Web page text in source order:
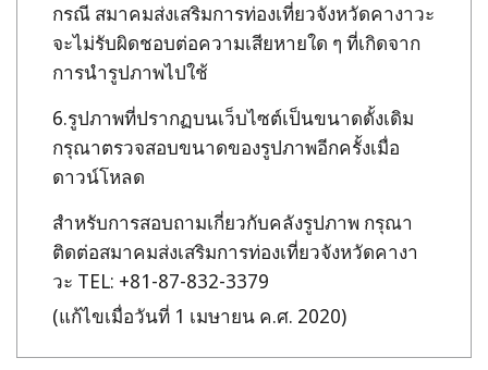
กรณี สมาคมส่งเสริมการท่องเที่ยวจังหวัดคางาวะ
จะไม่รับผิดชอบต่อความเสียหายใด ๆ ที่เกิดจาก
การนำรูปภาพไปใช้
รูปภาพที่ปรากฏบนเว็บไซต์เป็นขนาดดั้งเดิม
กรุณาตรวจสอบขนาดของรูปภาพอีกครั้งเมื่อ
ดาวน์โหลด
สำหรับการสอบถามเกี่ยวกับคลังรูปภาพ กรุณา
ติดต่อสมาคมส่งเสริมการท่องเที่ยวจังหวัดคางา
วะ TEL: +81-87-832-3379
(แก้ไขเมื่อวันที่ 1 เมษายน ค.ศ. 2020)